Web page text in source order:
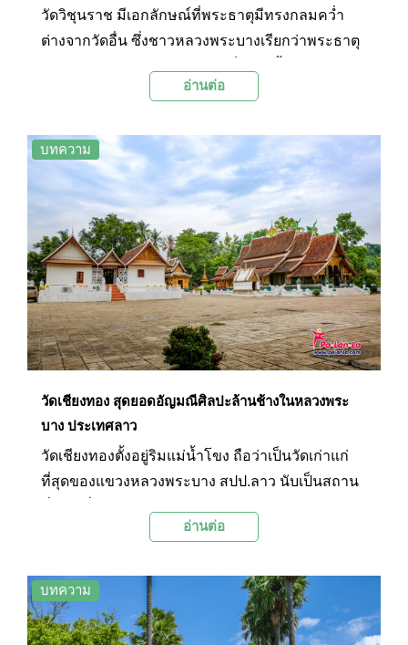
วัดวิชุนราช มีเอกลักษณ์ที่พระธาตุมีทรงกลมคว่ำ
ต่างจากวัดอื่น ซึ่งชาวหลวงพระบางเรียกว่าพระธาตุ
มเหสีของพระเจ้าวิชุนราช เปรียบได้กับพลังของสตรี
อ่านต่อ
บทความ
วัดเชียงทอง สุดยอดอัญมณีศิลปะล้านช้างในหลวงพระ
บาง ประเทศลาว
วัดเชียงทองตั้งอยู่ริมแม่น้ำโขง ถือว่าเป็นวัดเก่าแก่
ที่สุดของแขวงหลวงพระบาง สปป.ลาว นับเป็นสถาน
โดยเป็นวัดที่มีความสวยงามอลังการจนได้รับการ
สถาปัตยกรรมสกุลช่างล้านช้าง” ที่งดงามที่สุดในดิน
แดนลาว
อ่านต่อ
บทความ